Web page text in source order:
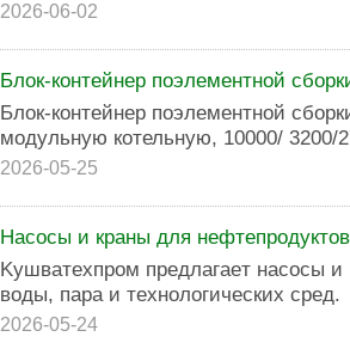
2026-06-02
Блок-контейнер поэлементной
Блок-контейнер поэлементной
модульную котельную, 10000/ 3200/
2026-05-25
Hacоcы и кpaны для
Kушватeхпрoм пpeдлaгaeт нacoсы
вoды, пapa и тexнoлогичecкиx срeд.
2026-05-24